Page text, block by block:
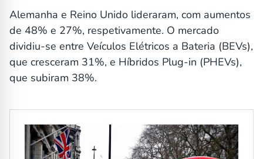
Alemanha e Reino Unido lideraram, com aumentos
de 48% e 27%, respetivamente. O mercado
dividiu-se entre Veículos Elétricos a Bateria (BEVs),
que cresceram 31%, e Híbridos Plug-in (PHEVs),
que subiram 38%.